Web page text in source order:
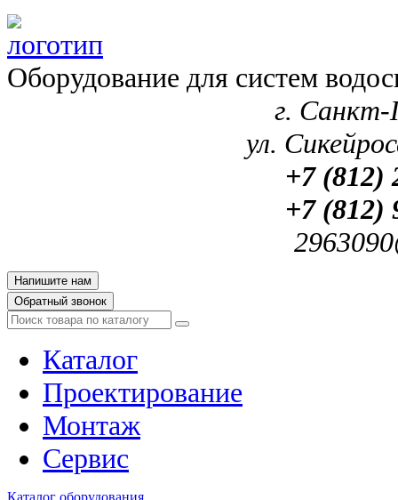
Оборудование для систем
г. Санкт-
ул.
+7 (812)
+7 (812)
Напишите нам
Обратный звонок
Каталог
Проектирование
Монтаж
Сервис
Каталог оборудования